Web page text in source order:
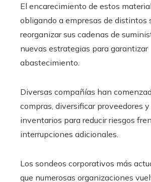
El encarecimiento de estos
obligando a empresas de distintos
reorganizar sus cadenas de
nuevas estrategias para garantizar
abastecimiento.
Diversas compañías han
compras, diversificar proveedores
inventarios para reducir riesgos
interrupciones adicionales.
Los sondeos corporativos más
que numerosas organizaciones